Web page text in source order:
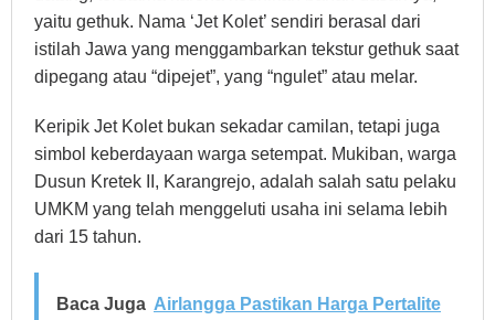
yaitu gethuk. Nama ‘Jet Kolet’ sendiri berasal dari
istilah Jawa yang menggambarkan tekstur gethuk saat
dipegang atau “dipejet”, yang “ngulet” atau melar.
Keripik Jet Kolet bukan sekadar camilan, tetapi juga
simbol keberdayaan warga setempat. Mukiban, warga
Dusun Kretek II, Karangrejo, adalah salah satu pelaku
UMKM yang telah menggeluti usaha ini selama lebih
dari 15 tahun.
Baca Juga Airlangga Pastikan Harga Pertalite